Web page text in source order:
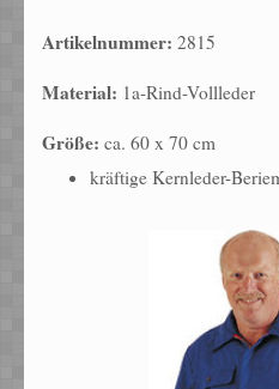
Artikelnummer: 2815
Material: 1a-Rind-Vollleder
Größe: ca. 60 x 70 cm
kräftige Kernleder-